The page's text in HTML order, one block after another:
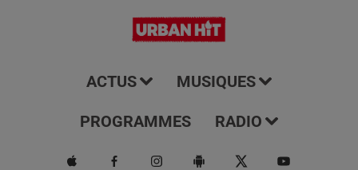
ACTUS MUSIQUES
PROGRAMMES RADIO